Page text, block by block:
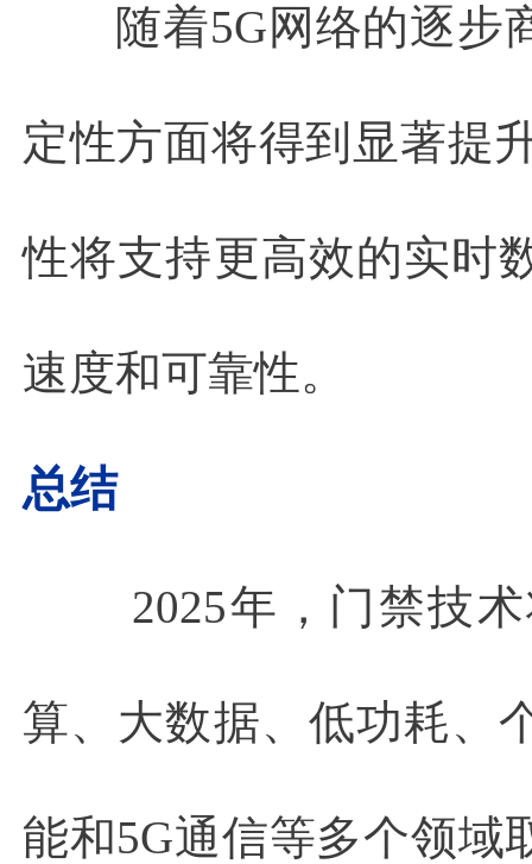
随着5G网络的逐步
定性方面将得到显著提
性将支持更高效的实时
速度和可靠性。
总结
2025年，门禁技
算、大数据、低功耗、
能和5G通信等多个领域